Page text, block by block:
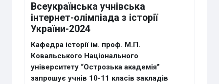
Всеукраїнська учнівська
інтернет-олімпіада з історії
України-2024
Кафедра історії ім. проф. М.П.
Ковальського Національного
університету “Острозька академія”
запрошує учнів 10-11 класів закладів